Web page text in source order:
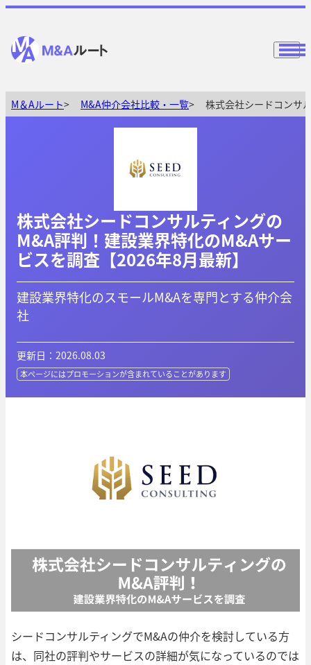
M＆Aルート M&A仲介会社比較・一覧 株式会社シードコンサ
株式会社シードコンサルティングの
M&A評判！建設業界特化のM&Aサー
ビスを調査【2026年8月最新】
建設業界特化のスモールM&Aを専門とする仲介会
社
更新日：2026.08.03
本ページにはプロモーションが含まれていることがあります
シードコンサルティングでM&Aの仲介を検討している方
は、同社の評判やサービスの詳細が気になっているのでは